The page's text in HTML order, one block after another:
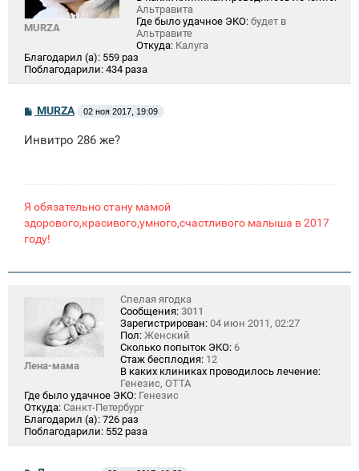
MURZA
Альтравита
Где было удачное ЭКО: будет в
Альтравите
Откуда: Калуга
Благодарил (а): 559 раз
Поблагодарили: 434 раза
С
б
MURZA 02 ноя 2017, 19:09
Инвитро 286 же?
Я обязательно стану мамой
здорового,красивого,умного,счастливого малыша в 2017
году!
Лена-мама
Спелая ягодка
Сообщения: 3011
Зарегистрирован: 04 июн 2011, 02:27
Пол: Женский
Сколько попыток ЭКО: 6
Стаж бесплодия: 12
В каких клиниках проводилось лечение:
Генезис, ОТТА
Где было удачное ЭКО: Генезис
Откуда: Санкт-Петербург
Благодарил (а): 726 раз
Поблагодарили: 552 раза